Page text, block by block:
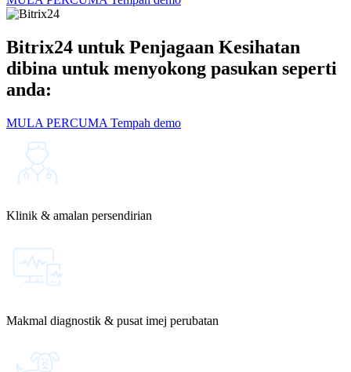
Bitrix24 untuk Penjagaan Kesihatan
dibina untuk menyokong pasukan seperti
anda:
MULA PERCUMA Tempah demo
Klinik & amalan persendirian
Makmal diagnostik & pusat imej perubatan